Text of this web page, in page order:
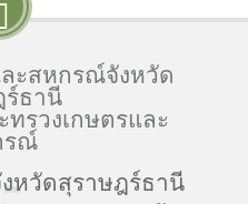
ะสหกรณ์จังหวัด
ร์ธานี
รวงเกษตรและ
รณ์
หวัดสุราษฎร์ธานี